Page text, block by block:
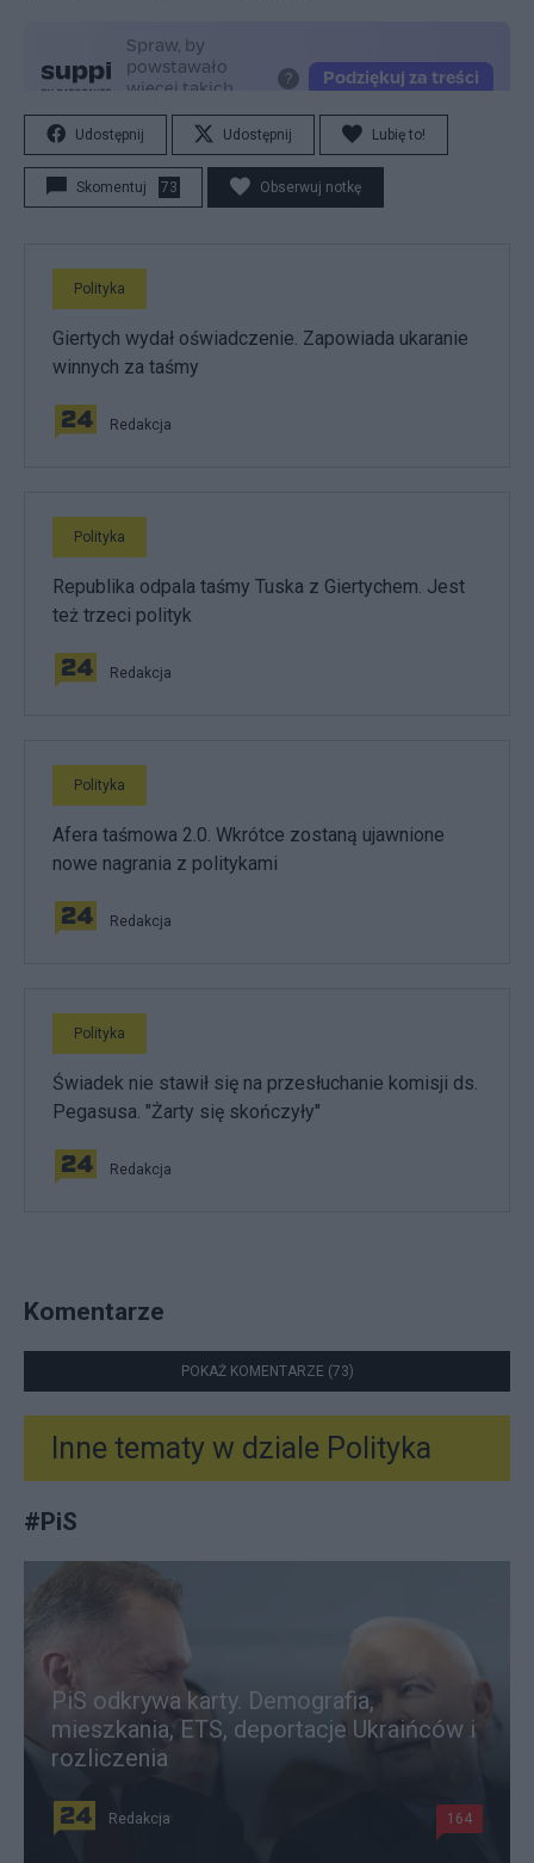
Udostępnij Udostępnij Lubię to!
Skomentuj 73 Obserwuj notkę
Polityka
Giertych wydał oświadczenie. Zapowiada ukaranie
winnych za taśmy
Redakcja
Polityka
Republika odpala taśmy Tuska z Giertychem. Jest
też trzeci polityk
Redakcja
Polityka
Afera taśmowa 2.0. Wkrótce zostaną ujawnione
nowe nagrania z politykami
Redakcja
Polityka
Świadek nie stawił się na przesłuchanie komisji ds.
Pegasusa. "Żarty się skończyły"
Redakcja
Komentarze
POKAŻ KOMENTARZE (73)
Inne tematy w dziale Polityka
#PiS
PiS odkrywa karty. Demografia,
mieszkania, ETS, deportacje Ukraińców i
rozliczenia
Redakcja 164